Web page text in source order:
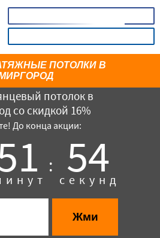
потолок в
со скидкой 16%
До конца акции:
: 54
секунд
Жми
ПОТОЛКИ В
×